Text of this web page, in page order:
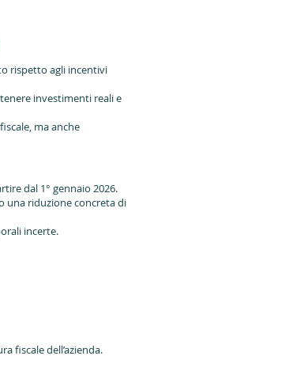
rispetto agli incentivi
investimenti reali e
ma anche
dal 1° gennaio 2026.
una riduzione concreta di
incerte.
fiscale dell’azienda.